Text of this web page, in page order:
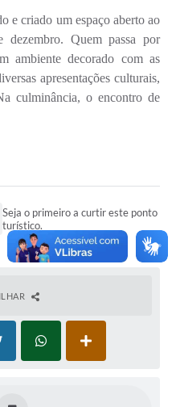
e criado um espaço aberto ao
Quem passa por
ambiente decorado com as
apresentações culturais,
culminância, o encontro de
Seja o primeiro a curtir este ponto
turístico.